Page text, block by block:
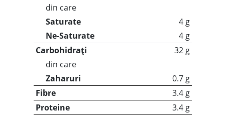
din care
Saturate
4 g
Ne-Saturate
4 g
Carbohidrați
32 g
din care
Zaharuri
0.7 g
Fibre
3.4 g
Proteine
3.4 g